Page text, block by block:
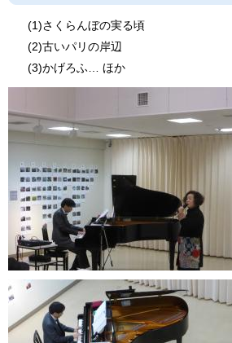
(1)さくらんぼの実る頃
(2)古いパリの岸辺
(3)かげろふ… ほか